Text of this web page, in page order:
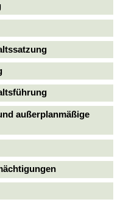
außerplanmäßige